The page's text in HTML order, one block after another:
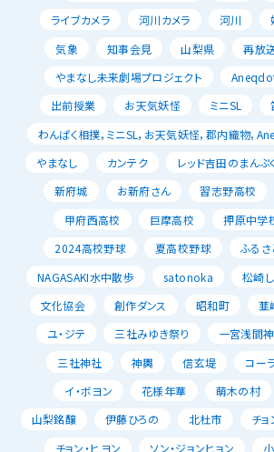
ライブカメラ
河川カメラ 河川
気象
知事会見 山梨県 再放
やまなし未来劇場プロジェクト
出前授業
お天気妖怪 ミニSL
わんぱく相撲，ミニSL，お天気妖怪，郡内織物，
やまなし
カンテク レッド吉田のまんぷ
新府城
お新府さん 習志野高校
甲府西高校
巨摩高校 押原中学
2024高校野球
夏高校野球 ふるさ
NAGASAKI水中散歩
satonoka 松崎
文化協会
創作ダンス 昭和町 韮
ユ・ジテ
三社みゆき祭り 一宮浅間
三社神社
神輿 信玄堤 コー
イ・ボヨン
花様年華 萌木の村
山梨銘醸
伊藤ひろの 北杜市 チョ
チョン・ヒヨン
ソン・ジョンヒョン